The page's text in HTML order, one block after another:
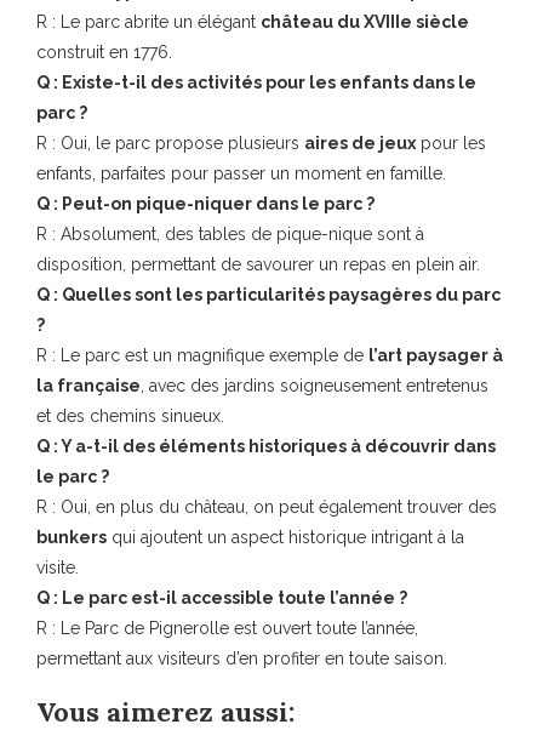
R : Le parc abrite un élégant château du XVIIIe siècle
construit en 1776.
Q : Existe-t-il des activités pour les enfants dans le
parc ?
R : Oui, le parc propose plusieurs aires de jeux pour les
enfants, parfaites pour passer un moment en famille.
Q : Peut-on pique-niquer dans le parc ?
R : Absolument, des tables de pique-nique sont à
disposition, permettant de savourer un repas en plein air.
Q : Quelles sont les particularités paysagères du parc
?
R : Le parc est un magnifique exemple de l’art paysager à
la française , avec des jardins soigneusement entretenus
et des chemins sinueux.
Q : Y a-t-il des éléments historiques à découvrir dans
le parc ?
R : Oui, en plus du château, on peut également trouver des
bunkers qui ajoutent un aspect historique intrigant à la
visite.
Q : Le parc est-il accessible toute l’année ?
R : Le Parc de Pignerolle est ouvert toute l’année,
permettant aux visiteurs d’en profiter en toute saison.
Vous aimerez aussi: